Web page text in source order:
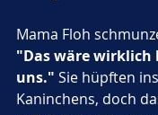
Mama Floh
"Das wäre wirklich
uns." Sie hüpften
Kaninchens, doch